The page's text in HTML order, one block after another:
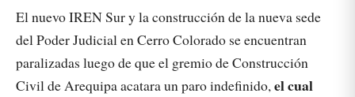
El nuevo IREN Sur y la construcción de la nueva sede
del Poder Judicial en Cerro Colorado se encuentran
paralizadas luego de que el gremio de Construcción
Civil de Arequipa acatara un paro indefinido,el cual